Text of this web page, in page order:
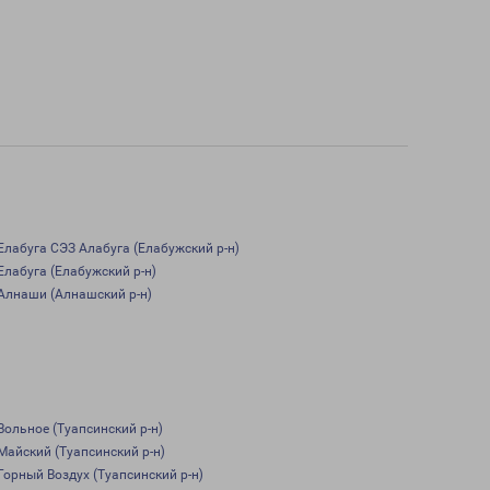
СЭЗ Алабуга (Елабужский р-н)
(Елабужский р-н)
(Алнашский р-н)
(Туапсинский р-н)
(Туапсинский р-н)
Воздух (Туапсинский р-н)